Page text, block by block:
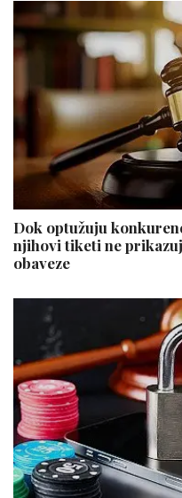
Dok optužuju
njihovi tiketi ne
obaveze